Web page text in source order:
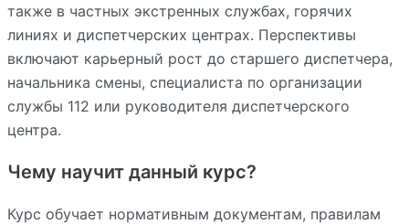
также в частных экстренных службах, горячих
линиях и диспетчерских центрах. Перспективы
включают карьерный рост до старшего диспетчера,
начальника смены, специалиста по организации
службы 112 или руководителя диспетчерского
центра.
Чему научит данный курс?
Курс обучает нормативным документам, правилам